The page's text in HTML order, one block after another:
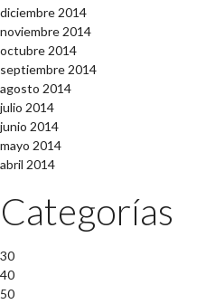
diciembre 2014
noviembre 2014
octubre 2014
septiembre 2014
agosto 2014
julio 2014
junio 2014
mayo 2014
abril 2014
Categorías
30
40
50